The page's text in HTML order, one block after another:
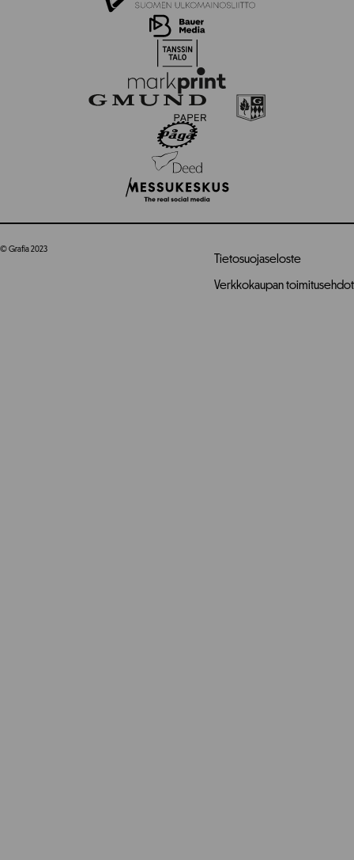
© Grafia 2023
Tietosuojaseloste
Verkkokaupan toimitusehdot